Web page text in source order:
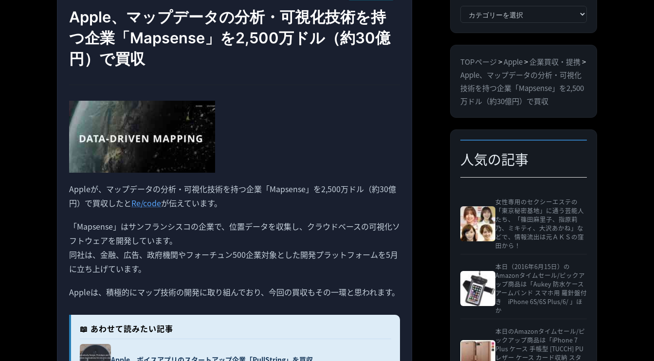
Apple、マップデータの分析・可視化技術を持
つ企業「Mapsense」を2,500万ドル（約30億
円）で買収
Appleが、マップデータの分析・可視化技術を持つ企業「Mapsense」を2,500万ドル（約30億
円）で買収したとRe/codeが伝えています。
「Mapsense」はサンフランシスコの企業で、位置データを収集し、クラウドベースの可視化ソ
フトウェアを開発しています。
同社は、金融、広告、政府機関やフォーチュン500企業対象とした開発プラットフォームを5月
に立ち上げています。
Appleは、積極的にマップ技術の開発に取り組んでおり、今回の買収もその一環と思われます。
📖 あわせて読みたい記事
べ
カ
テ
ゴ
リ
ー
TOPページ>Apple>企業買収・提携>
Apple、マップデータの分析・可視化
技術を持つ企業「Mapsense」を2,500
万ドル（約30億円）で買収
人気の記事
女性専用のセクシーエステの
「東京秘密基地」に通う芸能人
たち、「篠田麻里子、指原莉
乃、ミキティ、大沢あかね」な
どで、情報流出は元ＡＫＳの窪
田から！
本日（2016年6月15日）の
Amazonタイムセール/ピックア
ップ商品は「Aukey 防水ケース
アームバンド スマホ用 羅針盤付
き iPhone 6S/6S Plus/6/ 」ほ
か
本日のAmazonタイムセール/ピ
ックアップ商品は「iPhone 7
Plus ケース 手帳型 [TUCCH] PU
レザー ケース カード収納 スタ